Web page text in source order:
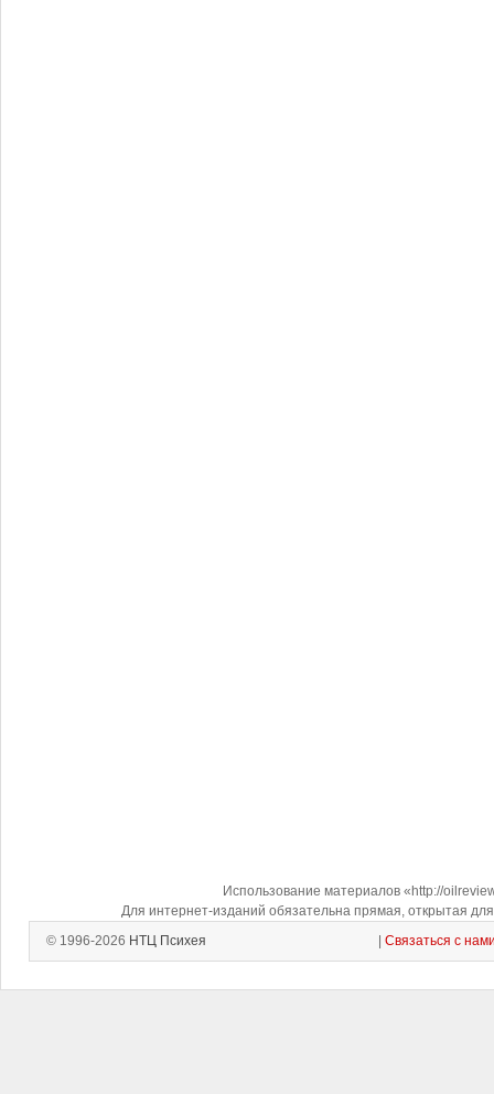
Использование материалов «http://
Для интернет-изданий обязательна прямая, открытая
© 1996-2026 НТЦ Психея Связаться с